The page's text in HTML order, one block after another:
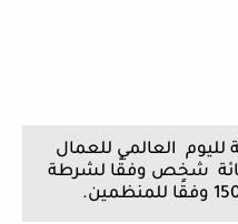
لليوم العالمي للعمال
مائة شخص وفقًا لشرطة